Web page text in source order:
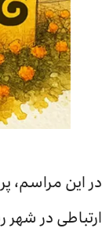
در این مراسم،
ارتباطی در شهر